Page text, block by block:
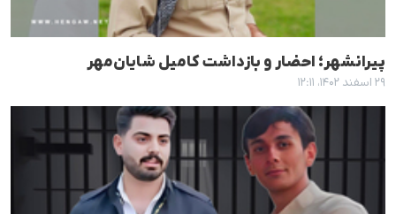
پیرانشهر؛ احضار و بازداشت کامیل شایان‌مهر
۲۹ اسفند ۱۴۰۲، ۱۲:۱۱